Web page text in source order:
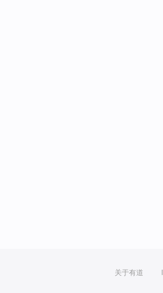
关于有道